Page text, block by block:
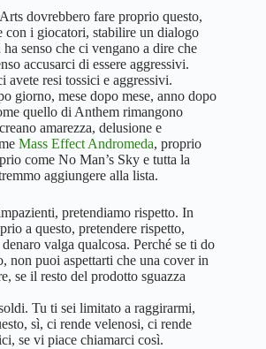
dovrebbero fare proprio questo,
con i giocatori, stabilire un dialogo
senso che ci vengano a dire che
accusarci di essere aggressivi.
avete resi tossici e aggressivi.
giorno, mese dopo mese, anno dopo
quello di Anthem rimangono
amarezza, delusione e
Mass Effect Andromeda, proprio
come No Man’s Sky e tutta la
aggiungere alla lista.
pretendiamo rispetto. In
a questo, pretendere rispetto,
valga qualcosa. Perché se ti do
non puoi aspettarti che una cover in
se il resto del prodotto sguazza
Tu ti sei limitato a raggirarmi,
sì, ci rende velenosi, ci rende
se vi piace chiamarci così.